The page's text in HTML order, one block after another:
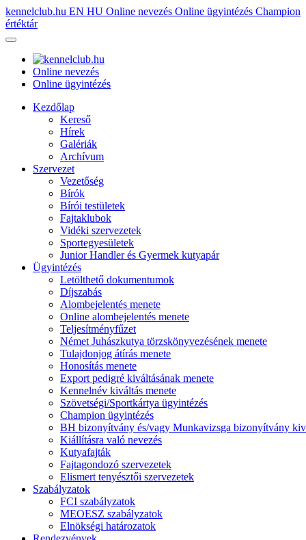
kennelclub.hu EN HU Online nevezés Online ügyintézés Champion
értéktár
Online nevezés
Online ügyintézés
Kezdőlap
Kereső
Hírek
Galériák
Archívum
Szervezet
Vezetőség
Bírók
Bírói testületek
Fajtaklubok
Vidéki szervezetek
Sportegyesületek
Junior Handler és Gyermek kutyapár
Ügyintézés
Letölthető dokumentumok
Díjszabás
Alombejelentés menete
Online alombejelentés menete
Teljesítményfűzet
Német Juhászkutya törzskönyvezésének menete
Tulajdonjog átírás menete
Honosítás menete
Export pedigré kiváltásának menete
Kennelnév kiváltás menete
Szövetségi/Sportkártya ügyintézés
Champion ügyintézés
BH bizonyítvány és/vagy Munkavizsga bizonyítvány
Kiállításra való nevezés
Kutyafajták
Fajtagondozó szervezetek
Elismert tenyésztői szervezetek
Szabályzatok
FCI szabályzatok
MEOESZ szabályzatok
Elnökségi határozatok